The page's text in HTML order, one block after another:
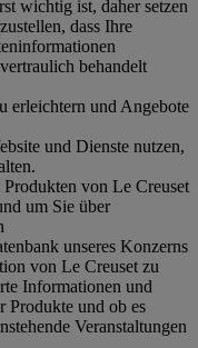
wichtig ist, daher setzen
dass Ihre
behandelt
erleichtern und Angebote
und Dienste nutzen,
von Le Creuset
um Sie über
unseres Konzerns
von Le Creuset zu
Informationen und
Produkte und ob es
Veranstaltungen